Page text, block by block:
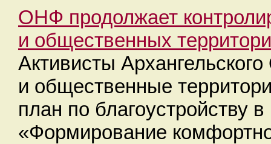
ОНФ продолжает
и общественных
Активисты
и общественные
план по благоустройству
«Формирование